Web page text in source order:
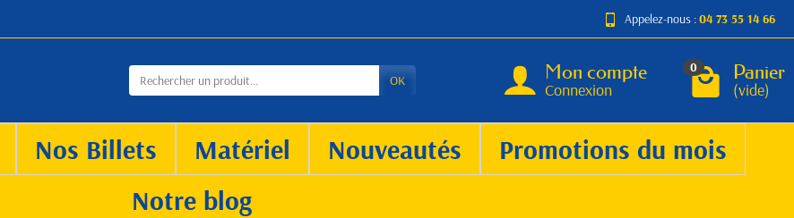
Appelez-nous :04 73 55 14 66
OK Mon compte
Connexion
0 Panier
(vide)
Nos Billets Matériel Nouveautés
Promotions du mois
Notre blog